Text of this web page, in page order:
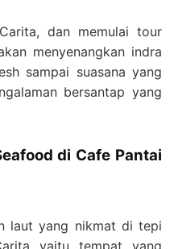
dan memulai tour
menyenangkan indra
sampai suasana yang
bersantap yang
di Cafe Pantai
laut yang nikmat di tepi
yaitu tempat yang